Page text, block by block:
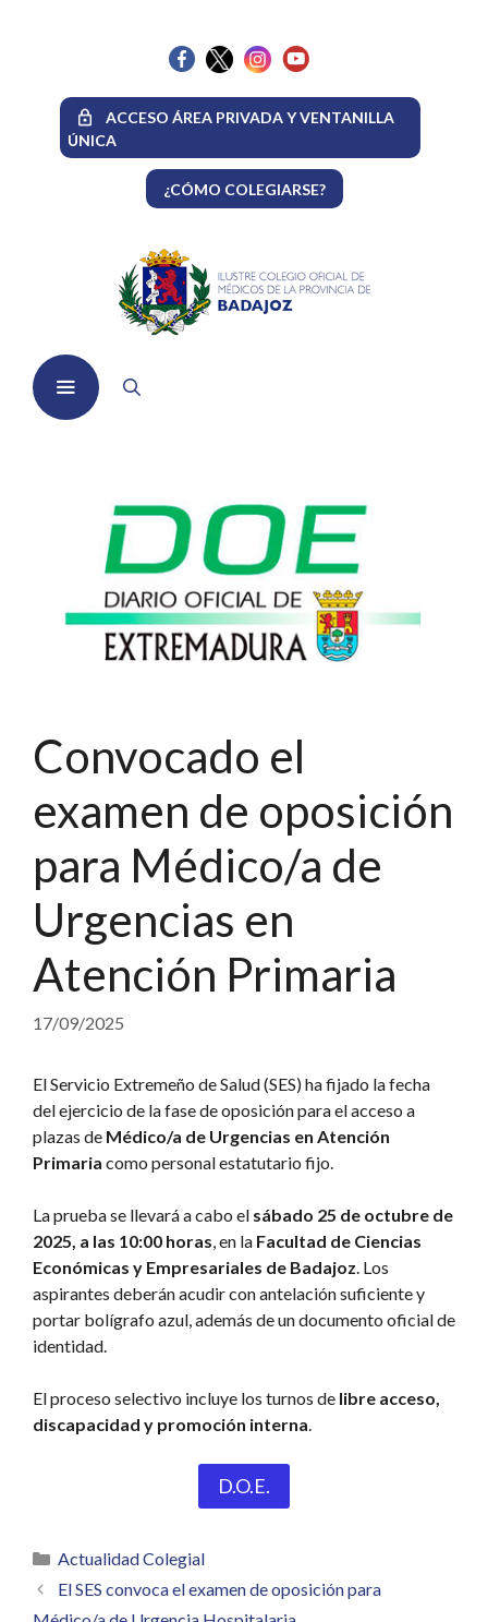
ACCESO ÁREA PRIVADA Y VENTANILLA
ÚNICA
¿CÓMO COLEGIARSE?
Convocado el
examen de oposición
para Médico/a de
Urgencias en
Atención Primaria
17/09/2025
El Servicio Extremeño de Salud (SES) ha fijado la fecha
del ejercicio de la fase de oposición para el acceso a
plazas de Médico/a de Urgencias en Atención
Primaria como personal estatutario fijo.
La prueba se llevará a cabo el sábado 25 de octubre de
2025, a las 10:00 horas, en la Facultad de Ciencias
Económicas y Empresariales de Badajoz. Los
aspirantes deberán acudir con antelación suficiente y
portar bolígrafo azul, además de un documento oficial de
identidad.
El proceso selectivo incluye los turnos de libre acceso,
discapacidad y promoción interna.
D.O.E.
Categorías
Actualidad Colegial
El SES convoca el examen de oposición para